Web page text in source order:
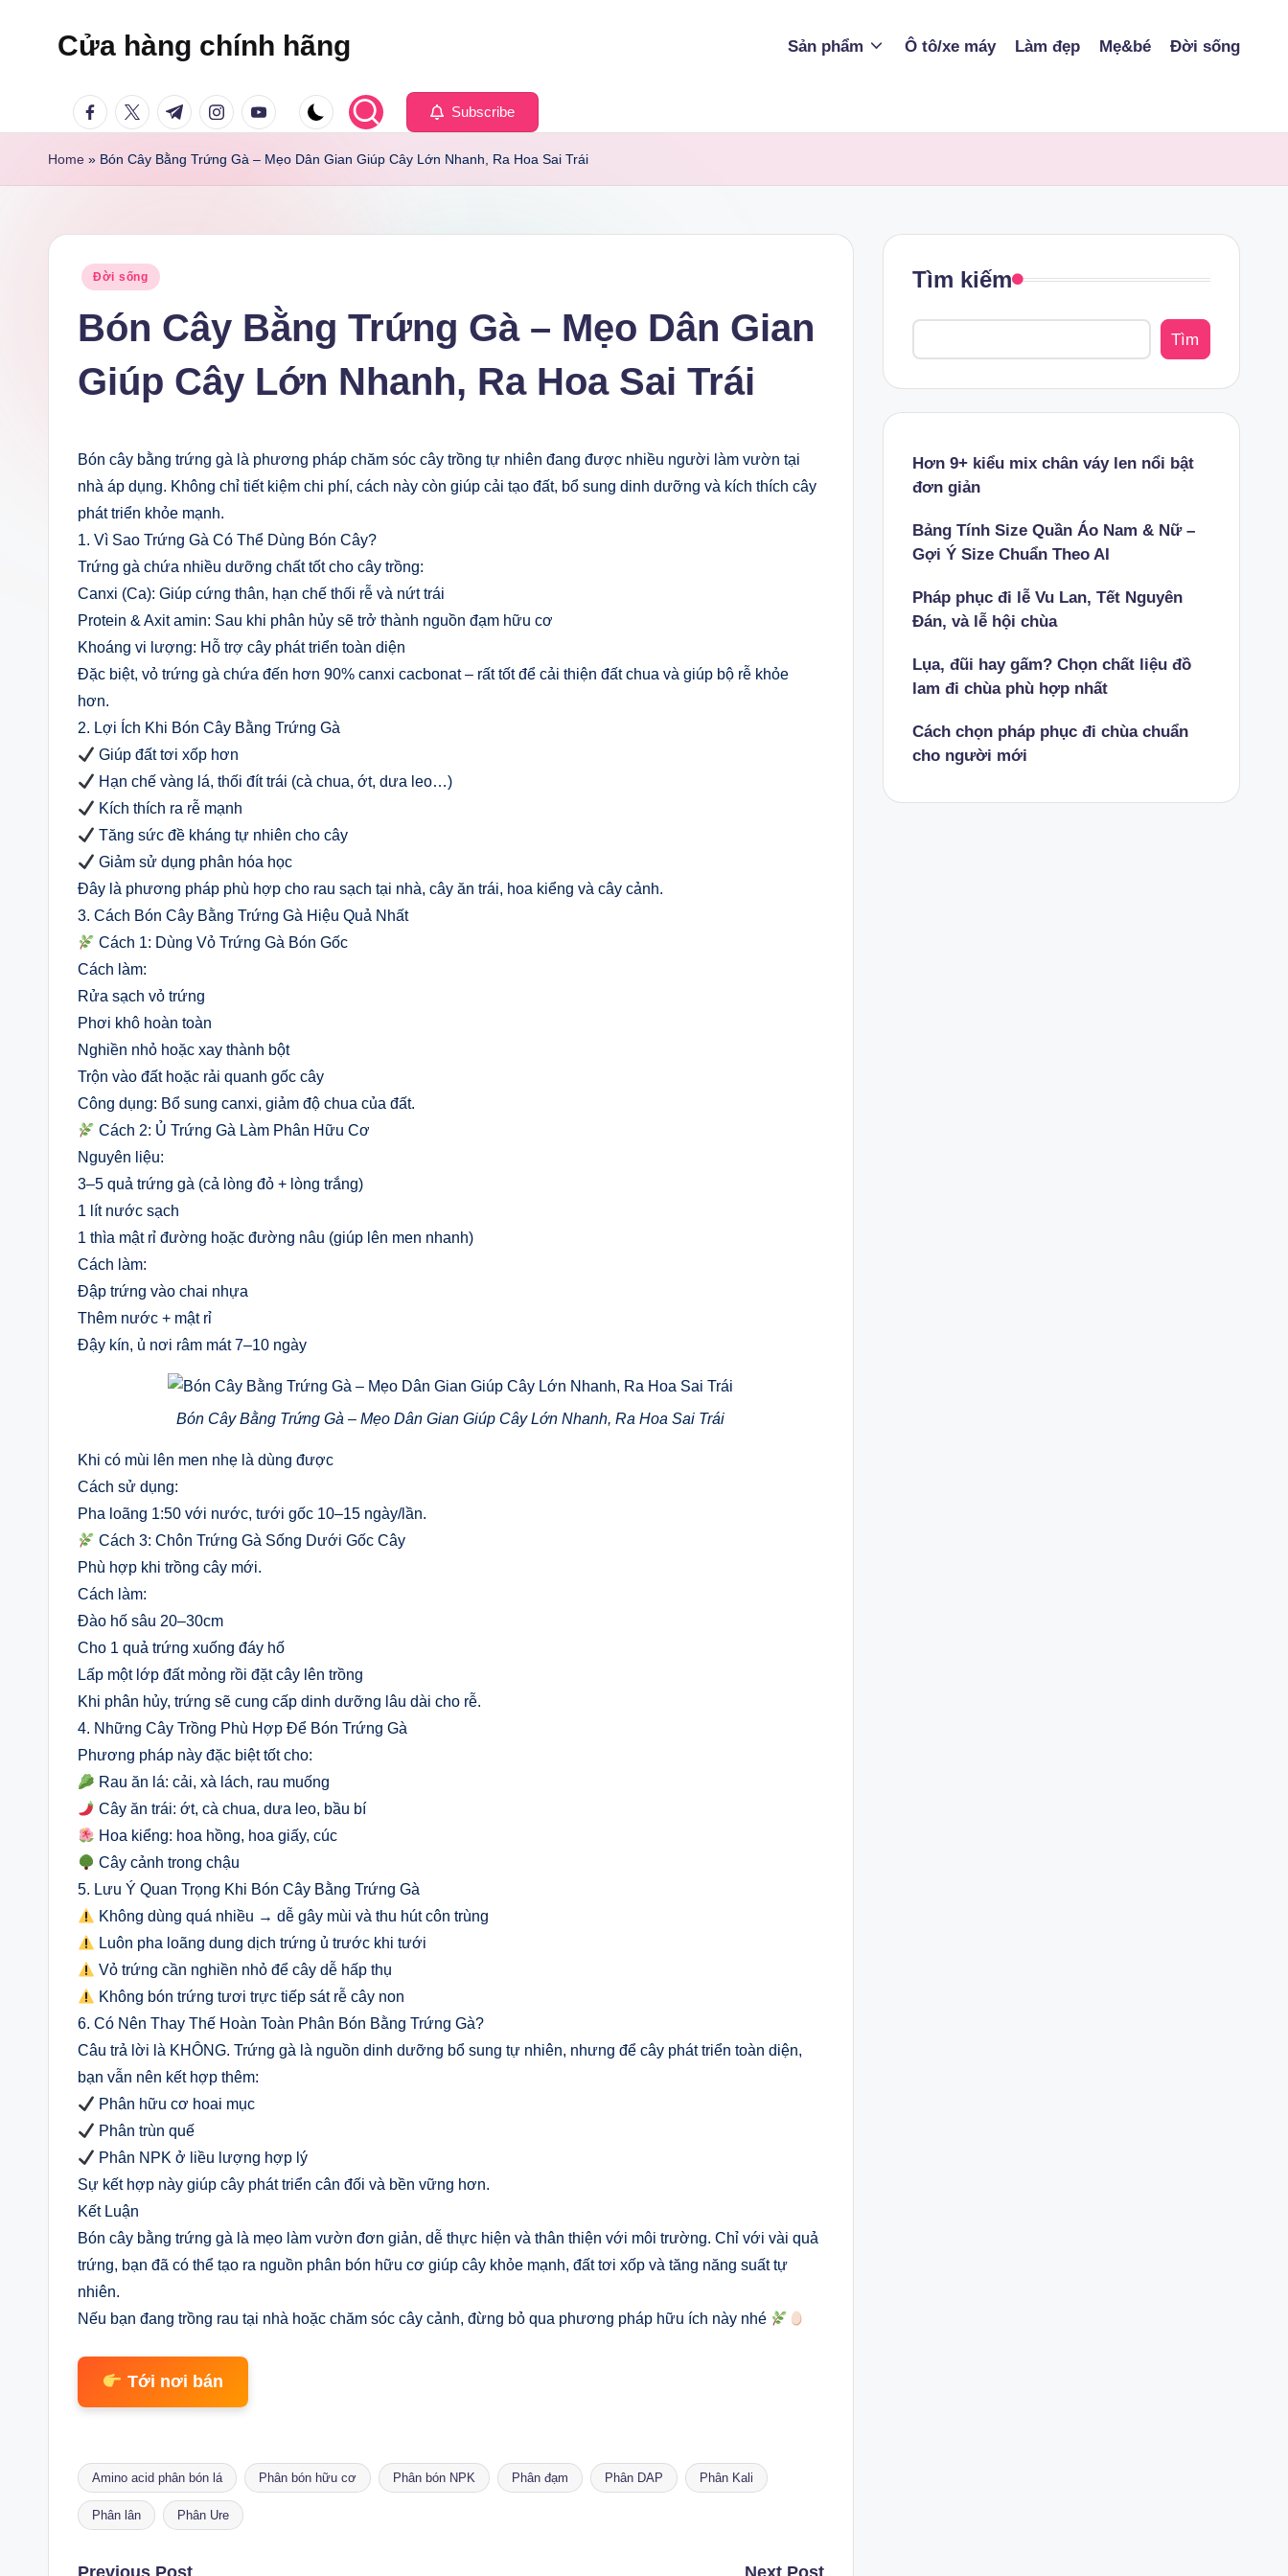
Cửa hàng chính hãng Sản phẩm Ô tô/xe máy Làm đẹp Mẹ&bé Đời sống
facebook.com
twitter.com
t.me instagram.com
youtube.com Subscribe
Home » Bón Cây Bằng Trứng Gà – Mẹo Dân Gian Giúp Cây Lớn Nhanh, Ra Hoa Sai Trái
Posted
Đời sống
Bón Cây Bằng Trứng Gà – Mẹo Dân Gian
Giúp Cây Lớn Nhanh, Ra Hoa Sai Trái
Bón cây bằng trứng gà là phương pháp chăm sóc cây trồng tự nhiên đang được nhiều người làm vườn tại
nhà áp dụng. Không chỉ tiết kiệm chi phí, cách này còn giúp cải tạo đất, bổ sung dinh dưỡng và kích thích cây
phát triển khỏe mạnh.
1. Vì Sao Trứng Gà Có Thể Dùng Bón Cây?
Trứng gà chứa nhiều dưỡng chất tốt cho cây trồng:
Canxi (Ca): Giúp cứng thân, hạn chế thối rễ và nứt trái
Protein & Axit amin: Sau khi phân hủy sẽ trở thành nguồn đạm hữu cơ
Khoáng vi lượng: Hỗ trợ cây phát triển toàn diện
Đặc biệt, vỏ trứng gà chứa đến hơn 90% canxi cacbonat – rất tốt để cải thiện đất chua và giúp bộ rễ khỏe
hơn.
2. Lợi Ích Khi Bón Cây Bằng Trứng Gà
Giúp đất tơi xốp hơn
Hạn chế vàng lá, thối đít trái (cà chua, ớt, dưa leo…)
Kích thích ra rễ mạnh
Tăng sức đề kháng tự nhiên cho cây
Giảm sử dụng phân hóa học
Đây là phương pháp phù hợp cho rau sạch tại nhà, cây ăn trái, hoa kiểng và cây cảnh.
3. Cách Bón Cây Bằng Trứng Gà Hiệu Quả Nhất
Cách 1: Dùng Vỏ Trứng Gà Bón Gốc
Cách làm:
Rửa sạch vỏ trứng
Phơi khô hoàn toàn
Nghiền nhỏ hoặc xay thành bột
Trộn vào đất hoặc rải quanh gốc cây
Công dụng: Bổ sung canxi, giảm độ chua của đất.
Cách 2: Ủ Trứng Gà Làm Phân Hữu Cơ
Nguyên liệu:
3–5 quả trứng gà (cả lòng đỏ + lòng trắng)
1 lít nước sạch
1 thìa mật rỉ đường hoặc đường nâu (giúp lên men nhanh)
Cách làm:
Đập trứng vào chai nhựa
Thêm nước + mật rỉ
Đậy kín, ủ nơi râm mát 7–10 ngày
Bón Cây Bằng Trứng Gà – Mẹo Dân Gian Giúp Cây Lớn Nhanh, Ra Hoa Sai Trái
Khi có mùi lên men nhẹ là dùng được
Cách sử dụng:
Pha loãng 1:50 với nước, tưới gốc 10–15 ngày/lần.
Cách 3: Chôn Trứng Gà Sống Dưới Gốc Cây
Phù hợp khi trồng cây mới.
Cách làm:
Đào hố sâu 20–30cm
Cho 1 quả trứng xuống đáy hố
Lấp một lớp đất mỏng rồi đặt cây lên trồng
Khi phân hủy, trứng sẽ cung cấp dinh dưỡng lâu dài cho rễ.
4. Những Cây Trồng Phù Hợp Để Bón Trứng Gà
Phương pháp này đặc biệt tốt cho:
Rau ăn lá: cải, xà lách, rau muống
Cây ăn trái: ớt, cà chua, dưa leo, bầu bí
Hoa kiểng: hoa hồng, hoa giấy, cúc
Cây cảnh trong chậu
5. Lưu Ý Quan Trọng Khi Bón Cây Bằng Trứng Gà
Không dùng quá nhiều → dễ gây mùi và thu hút côn trùng
Luôn pha loãng dung dịch trứng ủ trước khi tưới
Vỏ trứng cần nghiền nhỏ để cây dễ hấp thụ
Không bón trứng tươi trực tiếp sát rễ cây non
6. Có Nên Thay Thế Hoàn Toàn Phân Bón Bằng Trứng Gà?
Câu trả lời là KHÔNG. Trứng gà là nguồn dinh dưỡng bổ sung tự nhiên, nhưng để cây phát triển toàn diện,
bạn vẫn nên kết hợp thêm:
Phân hữu cơ hoai mục
Phân trùn quế
Phân NPK ở liều lượng hợp lý
Sự kết hợp này giúp cây phát triển cân đối và bền vững hơn.
Kết Luận
Bón cây bằng trứng gà là mẹo làm vườn đơn giản, dễ thực hiện và thân thiện với môi trường. Chỉ với vài quả
trứng, bạn đã có thể tạo ra nguồn phân bón hữu cơ giúp cây khỏe mạnh, đất tơi xốp và tăng năng suất tự
nhiên.
Nếu bạn đang trồng rau tại nhà hoặc chăm sóc cây cảnh, đừng bỏ qua phương pháp hữu ích này nhé
Tới nơi bán
Tags:
Amino acid phân bón lá Phân bón hữu cơ Phân bón NPK Phân đạm Phân DAP Phân Kali
Phân lân Phân Ure
Previous Post Next Post
Tìm kiếm
Tìm
Hơn 9+ kiểu mix chân váy len nổi bật
đơn giản
Bảng Tính Size Quần Áo Nam & Nữ –
Gợi Ý Size Chuẩn Theo AI
Pháp phục đi lễ Vu Lan, Tết Nguyên
Đán, và lễ hội chùa
Lụa, đũi hay gấm? Chọn chất liệu đồ
lam đi chùa phù hợp nhất
Cách chọn pháp phục đi chùa chuẩn
cho người mới